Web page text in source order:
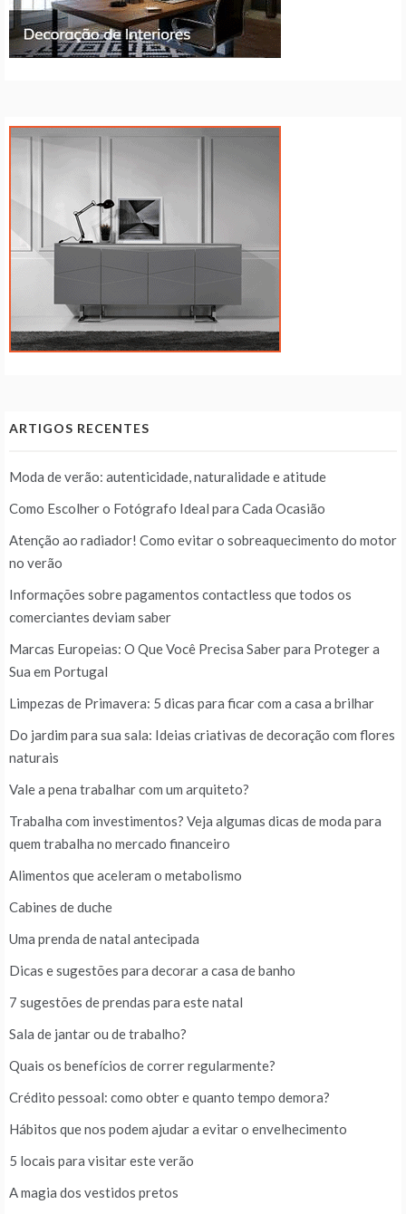
ARTIGOS RECENTES
Moda de verão: autenticidade, naturalidade e atitude
Como Escolher o Fotógrafo Ideal para Cada Ocasião
Atenção ao radiador! Como evitar o sobreaquecimento do motor
no verão
Informações sobre pagamentos contactless que todos os
comerciantes deviam saber
Marcas Europeias: O Que Você Precisa Saber para Proteger a
Sua em Portugal
Limpezas de Primavera: 5 dicas para ficar com a casa a brilhar
Do jardim para sua sala: Ideias criativas de decoração com flores
naturais
Vale a pena trabalhar com um arquiteto?
Trabalha com investimentos? Veja algumas dicas de moda para
quem trabalha no mercado financeiro
Alimentos que aceleram o metabolismo
Cabines de duche
Uma prenda de natal antecipada
Dicas e sugestões para decorar a casa de banho
7 sugestões de prendas para este natal
Sala de jantar ou de trabalho?
Quais os benefícios de correr regularmente?
Crédito pessoal: como obter e quanto tempo demora?
Hábitos que nos podem ajudar a evitar o envelhecimento
5 locais para visitar este verão
A magia dos vestidos pretos